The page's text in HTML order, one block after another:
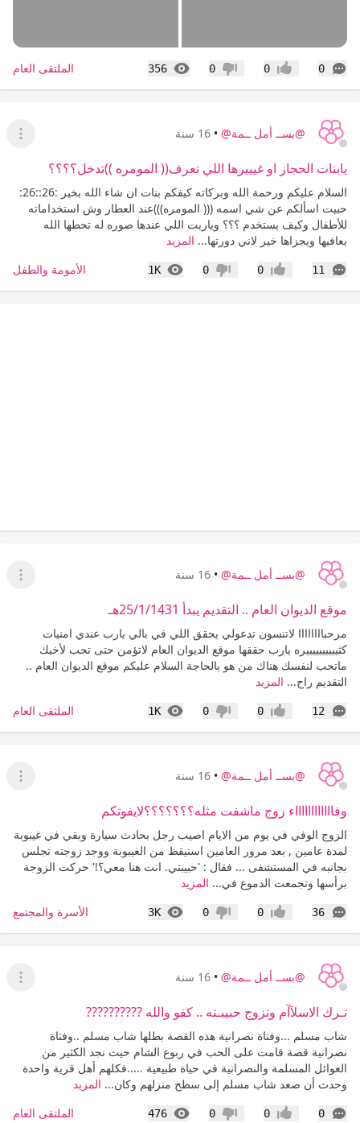
0
التعليقات إعجاب0 عدم إعجاب
0
356
المشاهدات الملتقى العام
@بســ أمل ــمة@ • 16 سنة
عرض
يابنات الحجاز او غيييرها اللي تعرف(( المومره ))تدخل؟؟؟؟
السلام عليكم ورحمة الله وبركاته كيفكم بنات ان شاء الله بخير :26::26:
حبيت اسألكم عن شي اسمه ((( المومره)))عند العطار وش استخداماته
للأطفال وكيف يستخدم ؟؟؟ وياريت اللي عندها صوره له تحطها الله
يعافيها ويجزاها خير لاني دورتها... المزيد
11
التعليقات إعجاب0 عدم إعجاب
0
1K
المشاهدات الأمومة والطفل
@بســ أمل ــمة@ • 16 سنة
عرض
موقع الديوان العام .. التقديم يبدأ 25/1/1431هـ
مرحباااااااا لاتنسون تدعولي يحقق اللي في بالي يارب عندي امنيات
كثييييييييييره يارب حققها موقع الديوان العام لاتؤمن حتى تحب لأخيك
ماتحب لنفسك هناك من هو بالحاجة السلام عليكم موقع الديوان العام ..
التقديم راح... المزيد
12
التعليقات إعجاب0 عدم إعجاب
0
1K
المشاهدات الملتقى العام
@بســ أمل ــمة@ • 16 سنة
عرض
وفااااااااااااء زوج ماشفت مثله؟؟؟؟؟؟؟لايفوتكم
الزوج الوفي في يوم من الايام اصيب رجل بحادث سيارة وبقي في غيبوبة
لمدة عامين , بعد مرور العامين استيقظ من الغيبوبة ووجد زوجته تجلس
بجانبه في المستشفى ... فقال : 'حبيبتي. انت هنا معي؟!' حركت الزوجة
برأسها وتجمعت الدموع في... المزيد
36
التعليقات إعجاب0 عدم إعجاب
0
3K
المشاهدات الأسرة والمجتمع
@بســ أمل ــمة@ • 16 سنة
عرض
تـرك الاسلآآم وتزوج حبيبـته .. كفو والله ??????????
شاب مسلم ...وفتاة نصرانية هذه القصة بطلها شاب مسلم ..وفتاة
نصرانية قصة قامت على الحب في ربوع ‏الشام حيث نجد الكثير من
العوائل المسلمة والنصرانية في حياة طبيعية .....فكلهم أهل ‏قرية واحدة
وحدث أن صعد شاب مسلم إلى سطح منزلهم وكان... المزيد
0
التعليقات إعجاب0 عدم إعجاب
0
476
المشاهدات الملتقى العام